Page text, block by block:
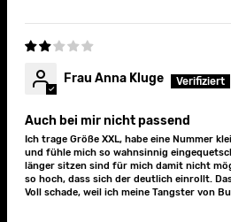
Frau Anna Kluge
Auch bei mir nicht passend
Ich trage Größe XXL, habe eine Nummer
und fühle mich so wahnsinnig
länger sitzen sind für mich damit nicht
so hoch, dass sich der deutlich einrollt.
Voll schade, weil ich meine Tangster von